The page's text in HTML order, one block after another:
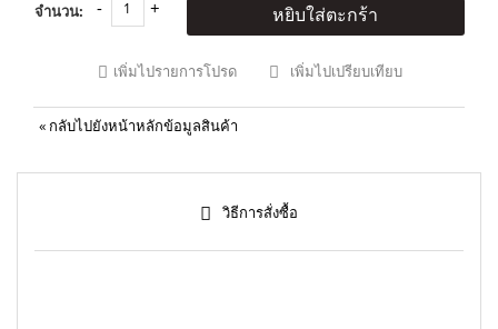
จำนวน: หยิบใส่ตะกร้า
เพิ่มไปรายการโปรด เพิ่มไปเปรียบเทียบ
« กลับไปยังหน้าหลักข้อมูลสินค้า
วิธีการสั่งซื้อ